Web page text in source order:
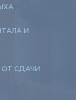
И
СДАЧИ